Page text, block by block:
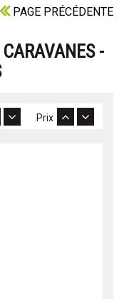
PAGE PRÉCÉDENTE
-
Prix